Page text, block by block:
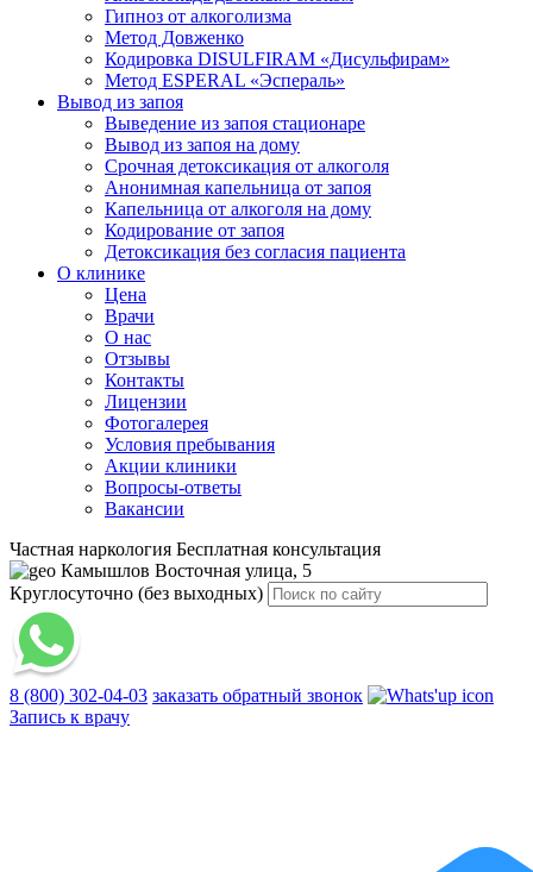
Гипноз от алкоголизма
Метод Довженко
Кодировка DISULFIRAM «Дисульфирам»
Метод ESPERAL «Эспераль»
Вывод из запоя
Выведение из запоя стационаре
Вывод из запоя на дому
Срочная детоксикация от алкоголя
Анонимная капельница от запоя
Капельница от алкоголя на дому
Кодирование от запоя
Детоксикация без согласия пациента
О клинике
Цена
Врачи
О нас
Отзывы
Контакты
Лицензии
Фотогалерея
Условия пребывания
Акции клиники
Вопросы-ответы
Вакансии
Частная наркология Бесплатная консультация
Камышлов Восточная улица, 5
Круглосуточно (без выходных)
8 (800) 302-04-03 заказать обратный звонок
Запись к врачу